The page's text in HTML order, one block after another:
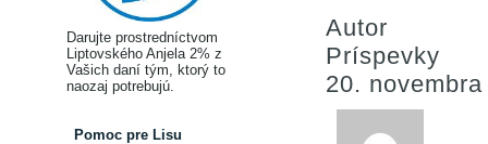
Darujte prostredníctvom
Liptovského Anjela 2% z
Vašich daní tým, ktorý to
naozaj potrebujú.
Pomoc pre Lisu
Autor
Príspevky
20.